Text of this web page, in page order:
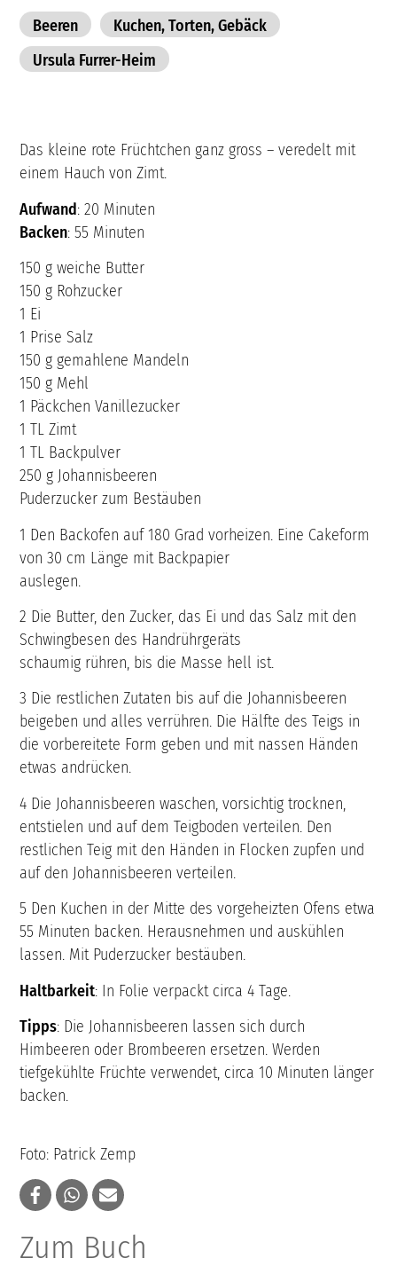
Beeren
Kuchen, Torten, Gebäck
Ursula Furrer-Heim
Das kleine rote Früchtchen ganz gross – veredelt mit
einem Hauch von Zimt.
Aufwand: 20 Minuten
Backen: 55 Minuten
150 g weiche Butter
150 g Rohzucker
1 Ei
1 Prise Salz
150 g gemahlene Mandeln
150 g Mehl
1 Päckchen Vanillezucker
1 TL Zimt
1 TL Backpulver
250 g Johannisbeeren
Puderzucker zum Bestäuben
1 Den Backofen auf 180 Grad vorheizen. Eine Cakeform
von 30 cm Länge mit Backpapier
auslegen.
2 Die Butter, den Zucker, das Ei und das Salz mit den
Schwingbesen des Handrührgeräts
schaumig rühren, bis die Masse hell ist.
3 Die restlichen Zutaten bis auf die Johannisbeeren
beigeben und alles verrühren. Die Hälfte des Teigs in
die vorbereitete Form geben und mit nassen Händen
etwas andrücken.
4 Die Johannisbeeren waschen, vorsichtig trocknen,
entstielen und auf dem Teigboden verteilen. Den
restlichen Teig mit den Händen in Flocken zupfen und
auf den Johannisbeeren verteilen.
5 Den Kuchen in der Mitte des vorgeheizten Ofens etwa
55 Minuten backen. Herausnehmen und auskühlen
lassen. Mit Puderzucker bestäuben.
Haltbarkeit: In Folie verpackt circa 4 Tage.
Tipps: Die Johannisbeeren lassen sich durch
Himbeeren oder Brombeeren ersetzen. Werden
tiefgekühlte Früchte verwendet, circa 10 Minuten länger
backen.
Foto: Patrick Zemp
Zum Buch